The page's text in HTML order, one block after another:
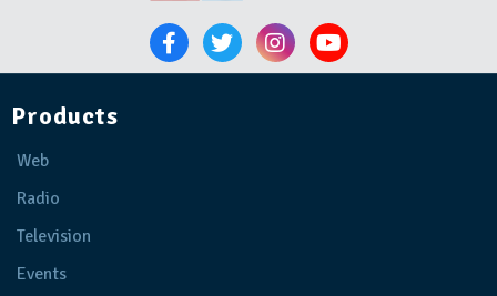
Products
Web
Radio
Television
Events